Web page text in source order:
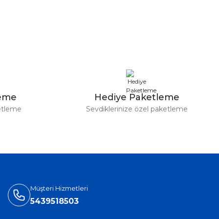
Hediye Paketleme
Sevdiklerinize özel paketleme
Müşteri Hizmetleri
5439518503